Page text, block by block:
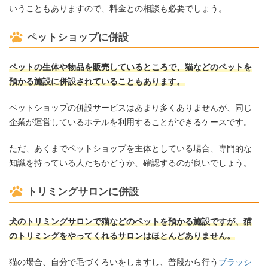
いうこともありますので、料金との相談も必要でしょう。
ペットショップに併設
ペットの生体や物品を販売しているところで、猫などのペットを
預かる施設に併設されていることもあります。
ペットショップの併設サービスはあまり多くありませんが、同じ
企業が運営しているホテルを利用することができるケースです。
ただ、あくまでペットショップを主体としている場合、専門的な
知識を持っている人たちかどうか、確認するのが良いでしょう。
トリミングサロンに併設
犬のトリミングサロンで猫などのペットを預かる施設ですが、猫
のトリミングをやってくれるサロンはほとんどありません。
猫の場合、自分で毛づくろいをしますし、普段から行う ブラッシ